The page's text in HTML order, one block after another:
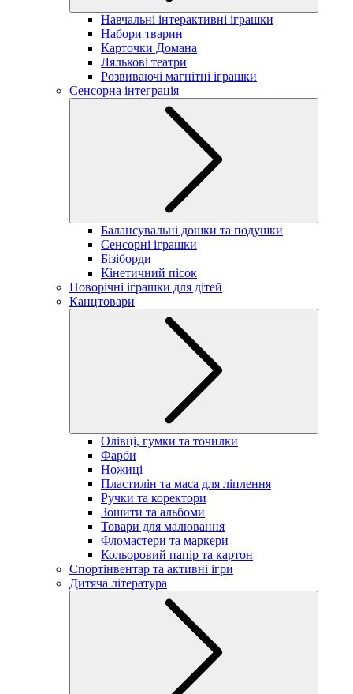
Навчальні інтерактивні іграшки
Набори тварин
Карточки Домана
Лялькові театри
Розвиваючі магнітні іграшки
Сенсорна інтеграція
Балансувальні дошки та подушки
Сенсорні іграшки
Бізіборди
Кінетичний пісок
Новорічні іграшки для дітей
Канцтовари
Олівці, гумки та точилки
Фарби
Ножиці
Пластилін та маса для ліплення
Ручки та коректори
Зошити та альбоми
Товари для малювання
Фломастери та маркери
Кольоровий папір та картон
Спортінвентар та активні ігри
Дитяча література